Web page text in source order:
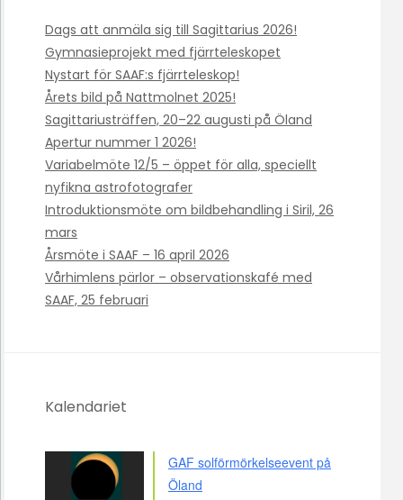
Dags att anmäla sig till Sagittarius 2026!
Gymnasieprojekt med fjärrteleskopet
Nystart för SAAF:s fjärrteleskop!
Årets bild på Nattmolnet 2025!
Sagittariusträffen, 20–22 augusti på Öland
Apertur nummer 1 2026!
Variabelmöte 12/5 – öppet för alla, speciellt
nyfikna astrofotografer
Introduktionsmöte om bildbehandling i Siril, 26
mars
Årsmöte i SAAF – 16 april 2026
Vårhimlens pärlor – observationskafé med
SAAF, 25 februari
Kalendariet
GAF solförmörkelseevent på
Öland